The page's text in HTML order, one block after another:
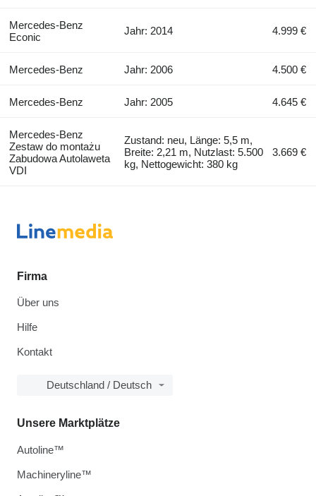
Mercedes-Benz
Econic
Jahr: 2014 4.999 €
Mercedes-Benz Jahr: 2006 4.500 €
Mercedes-Benz Jahr: 2005 4.645 €
Mercedes-Benz
Zestaw do montażu
Zabudowa Autolaweta
VDI
Zustand: neu, Länge: 5,5 m,
Breite: 2,21 m, Nutzlast: 5.500
kg, Nettogewicht: 380 kg
3.669 €
Firma
Über uns
Hilfe
Kontakt
Deutschland / Deutsch
Unsere Marktplätze
Autoline™
Machineryline™